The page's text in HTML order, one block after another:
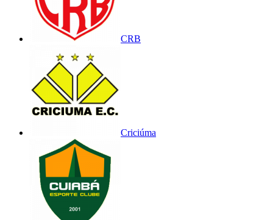
CRB
Criciúma